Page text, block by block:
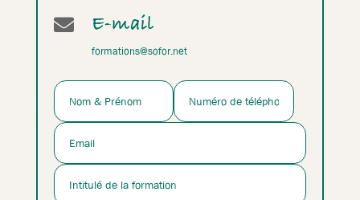
 E-mail
formations@sofor.net